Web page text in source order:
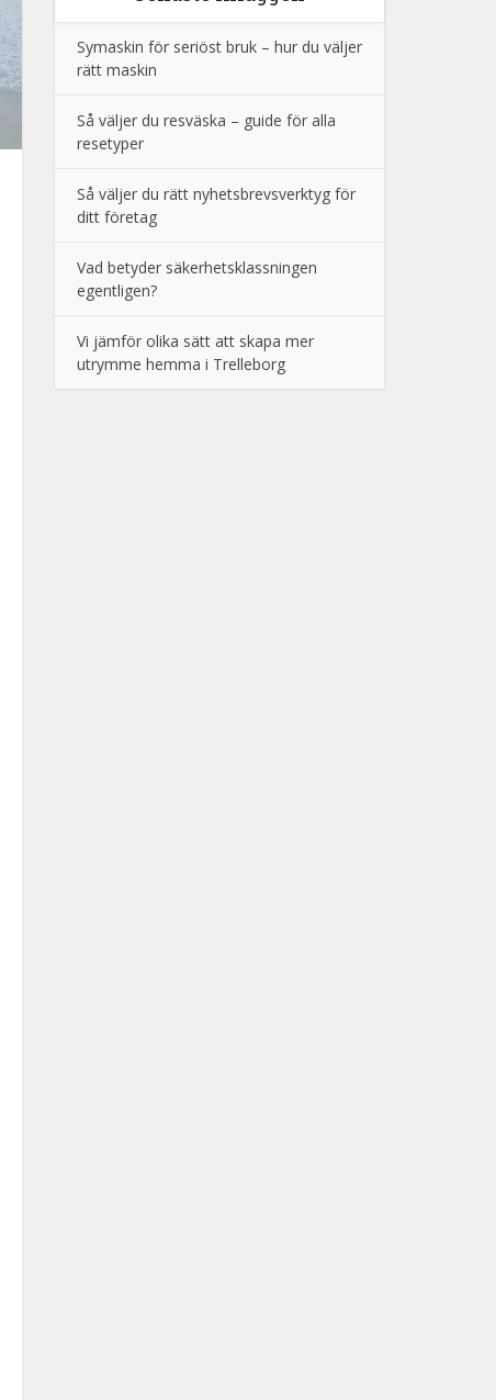
Symaskin för seriöst bruk – hur du väljer
rätt maskin
Så väljer du resväska – guide för alla
resetyper
Så väljer du rätt nyhetsbrevsverktyg för
ditt företag
Vad betyder säkerhetsklassningen
egentligen?
Vi jämför olika sätt att skapa mer
utrymme hemma i Trelleborg